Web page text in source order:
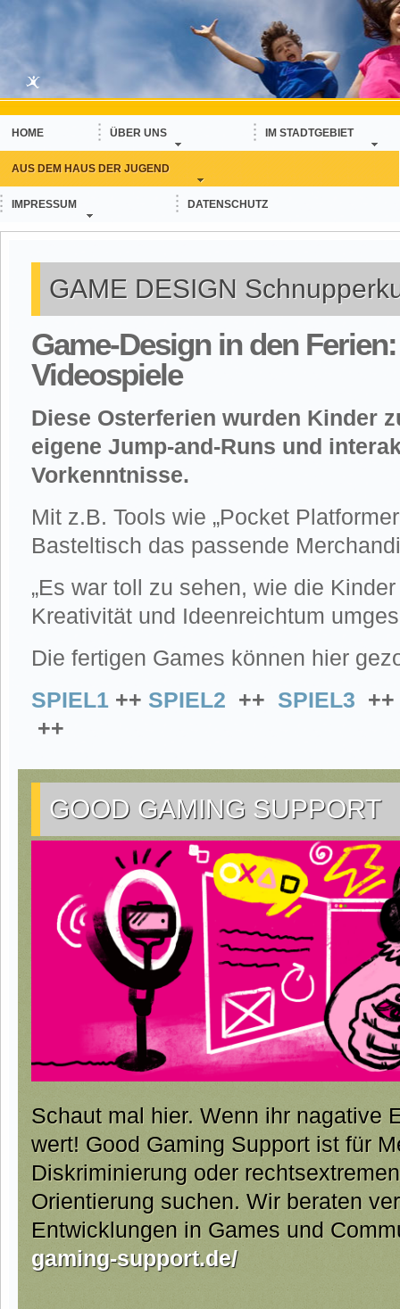
HOME ÜBER UNS IM STADTGEBIET
AUS DEM HAUS DER JUGEND
IMPRESSUM DATENSCHUTZ
GAME DESIGN
Game-Design in den
Videospiele
Diese Osterferien wurden Kinder
eigene Jump-and-Runs und
Vorkenntnisse.
Mit z.B. Tools wie „Pocket
Basteltisch das passende
„Es war toll zu sehen, wie die
Kreativität und Ideenreichtum
Die fertigen Games können hier
SPIEL1 ++ SPIEL2 ++ SPIEL3 ++
++
GOOD GAMING SUPPORT
Schaut mal hier. Wenn ihr nagative
wert! Good Gaming Support ist für
Diskriminierung oder
Orientierung suchen. Wir beraten
Entwicklungen in Games und
gaming-support.de/